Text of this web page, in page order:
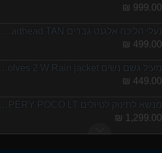
999.00 ₪
נעלי הליכה אלגנט גברים Barbour Readhead TAN
499.00 ₪
מעיל גשם נשים TNF Resolves 2 W Rain jacket
449.00 ₪
מנשא לתינוק לטיולים OSPERY POCO LT
1,299.00 ₪